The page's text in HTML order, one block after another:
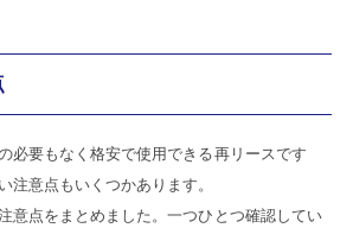
必要もなく格安で使用できる再リースです
注意点もいくつかあります。
意点をまとめました。一つひとつ確認してい